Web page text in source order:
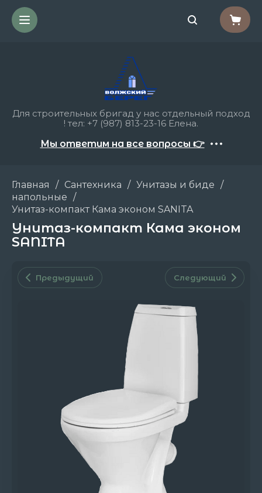
Для строительных бригад у нас отдельный подход
! тел: +7 (987) 813-23-16 Елена.
Мы ответим на все вопросы 👉
Главная / Сантехника / Унитазы и биде /
напольные /
Унитаз-компакт Кама эконом SANITA
Унитаз-компакт Кама эконом
SANITA
Предыдущий Следующий